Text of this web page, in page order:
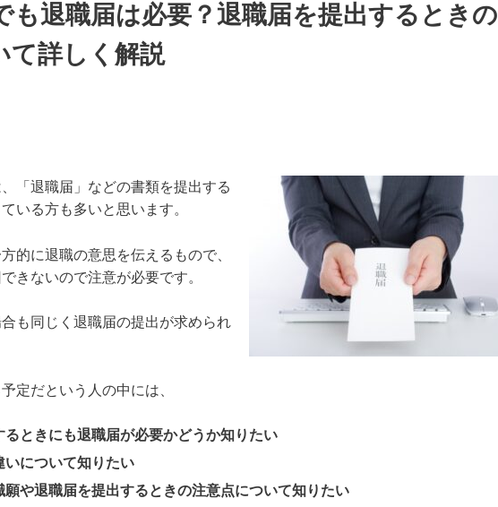
も退職届は必要？退職届を提出するときの
て詳しく解説
「退職届」などの書類を提出する
いる方も多いと思います。
的に退職の意思を伝えるもので、
きないので注意が必要です。
も同じく退職届の提出が求められ
定だという人の中には、
るときにも退職届が必要かどうか知りたい
いについて知りたい
願や退職届を提出するときの注意点について知りたい